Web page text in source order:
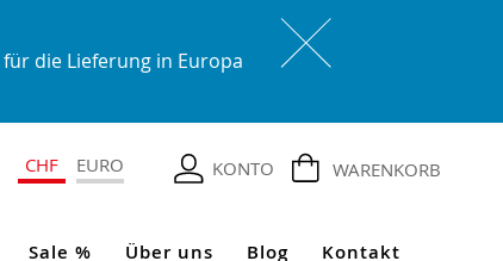
für die Lieferung in Europa
WARENKORB
KONTO
CHF EURO
Sale % Über uns Blog Kontakt